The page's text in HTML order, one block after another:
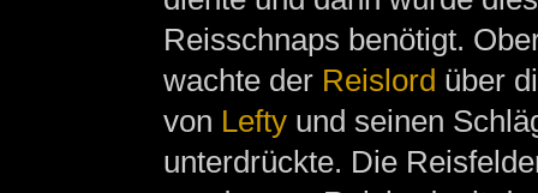
Reisschnaps benötigt.
wachte der Reislord über
von Leftyund seinen
unterdrückte. Die